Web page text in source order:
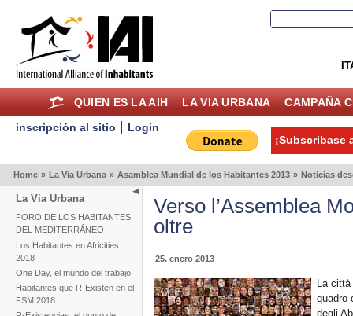
QUIEN ES LA AIH LA VIA URBANA CAMPAÑA
inscripción al sitio
Login
¡Subscribase
Home » La Via Urbana » Asamblea Mundial de los Habitantes 2013 » Noticias
La Via Urbana
FORO DE LOS HABITANTES
DEL MEDITERRÁNEO
Los Habitantes en Africities
2018
One Day, el mundo del trabajo
Habitantes que R-Existen en el
FSM 2018
Verso l’Assemblea
oltre
25. enero 2013
La
quadro
degli